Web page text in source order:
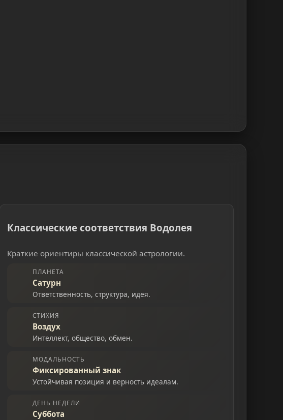
Классические соответствия Водолея
Краткие ориентиры классической астрологии.
ПЛАНЕТА
Сатурн
Ответственность, структура, идея.
СТИХИЯ
Воздух
Интеллект, общество, обмен.
МОДАЛЬНОСТЬ
Фиксированный знак
Устойчивая позиция и верность идеалам.
ДЕНЬ НЕДЕЛИ
Суббота